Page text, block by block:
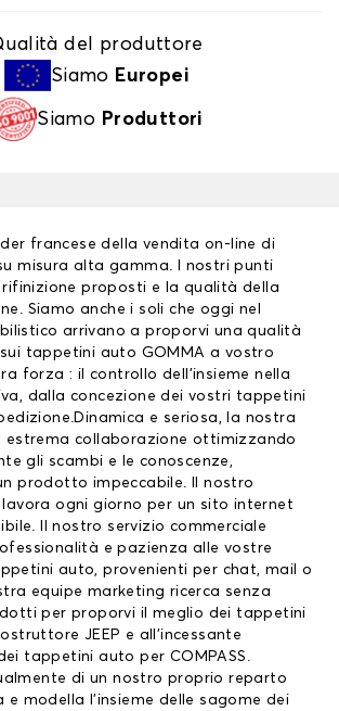
del produttore
Siamo Europei
Siamo Produttori
francese della vendita on-line di
misura alta gamma. I nostri punti
proposti e la qualità della
Siamo anche i soli che oggi nel
arrivano a proporvi una qualità
tappetini auto GOMMA a vostro
forza : il controllo dell’insieme nella
dalla concezione dei vostri tappetini
e seriosa, la nostra
estrema collaborazione ottimizzando
gli scambi e le conoscenze,
prodotto impeccabile. Il nostro
ogni giorno per un sito internet
Il nostro servizio commerciale
e pazienza alle vostre
auto, provenienti per chat, mail o
equipe marketing ricerca senza
per proporvi il meglio dei tappetini
JEEP e all’incessante
tappetini auto per COMPASS.
di un nostro proprio reparto
e modella l’insieme delle sagome dei